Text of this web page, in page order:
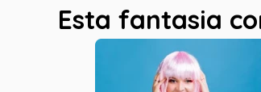
Esta fantasia